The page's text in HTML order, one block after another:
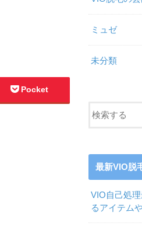
Pocket
ミュゼ
未分類
最新VIO脱
VIO自己処
るアイテム